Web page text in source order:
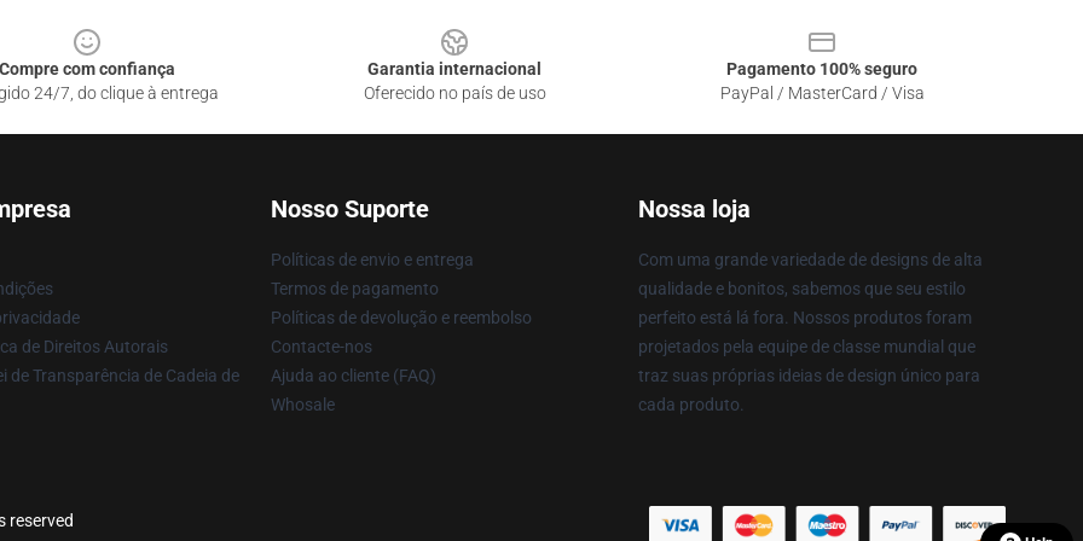
Compre com confiança
24/7, do clique à entrega
Garantia internacional
Oferecido no país de uso
Pagamento 100% seguro
PayPal / MasterCard / Visa
de Direitos Autorais
de Transparência de Cadeia de
Nosso Suporte
Políticas de envio e entrega
Termos de pagamento
Políticas de devolução e reembolso
Contacte-nos
Ajuda ao cliente (FAQ)
Whosale
Nossa loja
Com uma grande variedade de designs de alta
qualidade e bonitos, sabemos que seu estilo
perfeito está lá fora. Nossos produtos foram
projetados pela equipe de classe mundial que
traz suas próprias ideias de design único para
cada produto.
reserved